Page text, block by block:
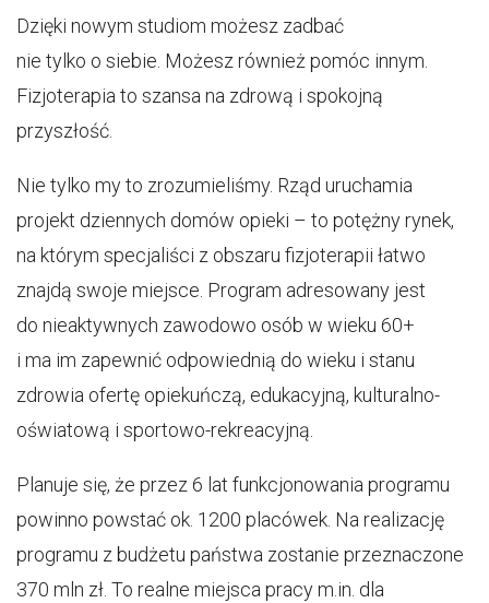
Dzięki nowym studiom możesz zadbać
nie tylko o siebie. Możesz również pomóc innym.
Fizjoterapia to szansa na zdrową i spokojną
przyszłość.
Nie tylko my to zrozumieliśmy. Rząd uruchamia
projekt dziennych domów opieki – to potężny rynek,
na którym specjaliści z obszaru fizjoterapii łatwo
znajdą swoje miejsce. Program adresowany jest
do nieaktywnych zawodowo osób w wieku 60+
i ma im zapewnić odpowiednią do wieku i stanu
zdrowia ofertę opiekuńczą, edukacyjną, kulturalno-
oświatową i sportowo-rekreacyjną.
Planuje się, że przez 6 lat funkcjonowania programu
powinno powstać ok. 1200 placówek. Na realizację
programu z budżetu państwa zostanie przeznaczone
370 mln zł. To realne miejsca pracy m.in. dla